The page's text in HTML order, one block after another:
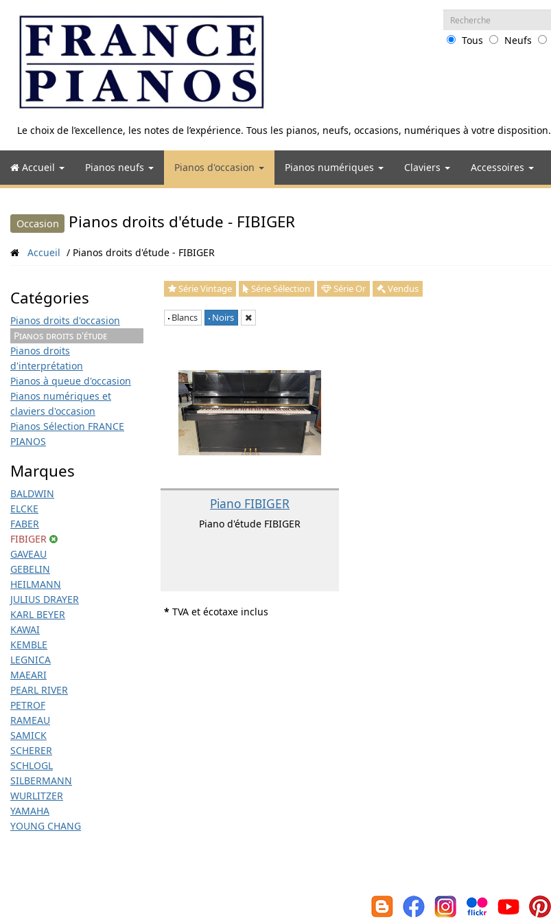
contenu
Le choix de l’excellence, les notes de l’expérience. Tous les pianos, neufs, occasions, numériques à votre disposition.
Recherche
:
Tous
Neufs
Accueil Pianos neufs Pianos d'occasion Pianos numériques Claviers Accessoires
Occasion Pianos droits d'étude - FIBIGER
Accueil Pianos droits d'étude - FIBIGER
Catégories
Pianos droits d'occasion
Pianos droits d'étude
Pianos droits
d'interprétation
Pianos à queue d'occasion
Pianos numériques et
claviers d'occasion
Pianos Sélection FRANCE
PIANOS
Marques
BALDWIN
ELCKE
FABER
FIBIGER
GAVEAU
GEBELIN
HEILMANN
JULIUS DRAYER
KARL BEYER
KAWAI
KEMBLE
LEGNICA
MAEARI
PEARL RIVER
PETROF
RAMEAU
SAMICK
SCHERER
SCHLOGL
SILBERMANN
WURLITZER
YAMAHA
YOUNG CHANG
Série Vintage Série Sélection Série Or Vendus
Blancs Noirs
Piano FIBIGER
Piano d'étude FIBIGER
* TVA et écotaxe inclus